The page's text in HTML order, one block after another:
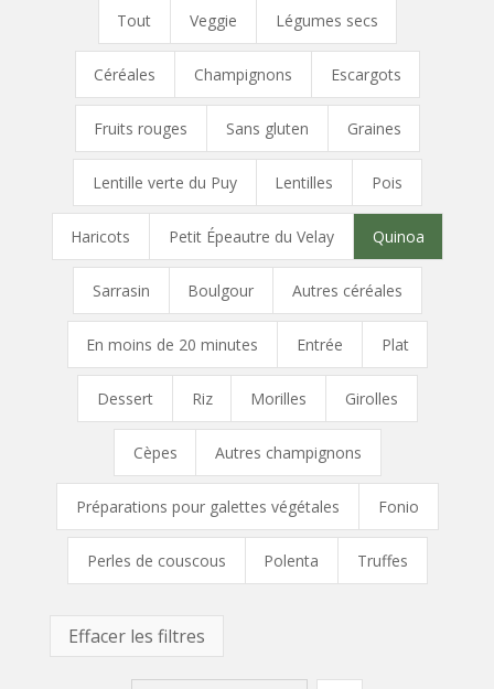
Tout Veggie Légumes secs
Céréales Champignons Escargots
Fruits rouges Sans gluten Graines
Lentille verte du Puy Lentilles Pois
Haricots Petit Épeautre du Velay Quinoa
Sarrasin Boulgour Autres céréales
En moins de 20 minutes Entrée Plat
Dessert Riz Morilles Girolles
Cèpes Autres champignons
Préparations pour galettes végétales Fonio
Perles de couscous Polenta Truffes
Effacer les filtres